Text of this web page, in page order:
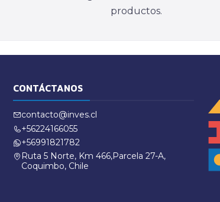
productos.
CONTÁCTANOS
contacto@inves.cl
+56224166055
+56991821782
Ruta 5 Norte, Km 466,Parcela 27-A,
Coquimbo, Chile